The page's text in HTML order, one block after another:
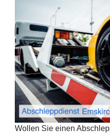
Wollen Sie einen